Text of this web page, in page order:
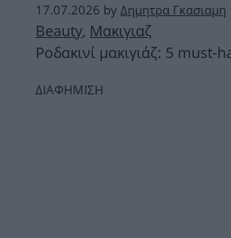
17.07.2026 by Δημητρα Γκασιαμη
Beauty, Μακιγιαζ
Ροδακινί μακιγιάζ: 5 must-
ΔΙΑΦΗΜΙΣΗ